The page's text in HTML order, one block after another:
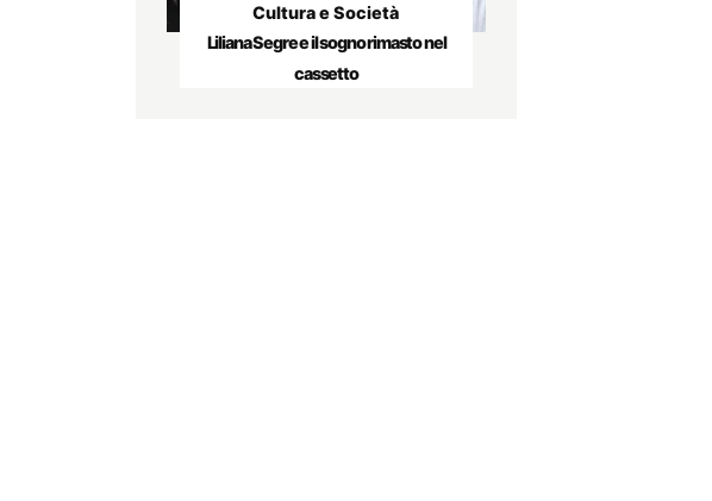
Cultura e Società
Liliana Segre e il sogno rimasto nel
cassetto